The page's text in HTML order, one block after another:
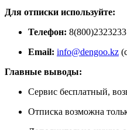
Для отписки используйте:
Телефон:
Email: info@dengoo.kz
Главные выводы:
Сервис бесплатный,
Отписка возможна